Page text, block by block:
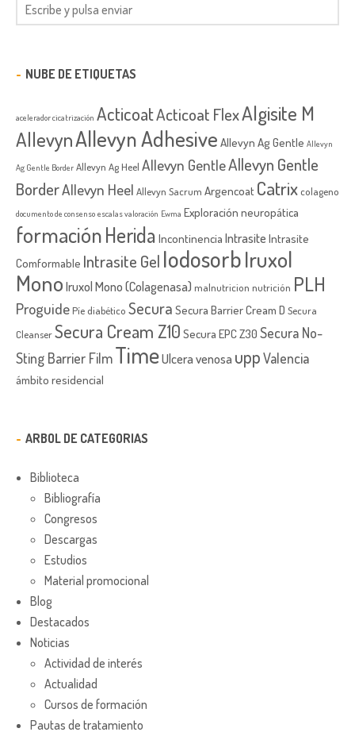
NUBE DE ETIQUETAS
acelerador cicatrización ActicoatActicoat FlexAlgisite M
AllevynAllevyn Adhesive Allevyn Ag Gentle Allevyn
Ag Gentle Border Allevyn Ag Heel Allevyn GentleAllevyn Gentle
BorderAllevyn Heel Allevyn Sacrum Argencoat Catrix colageno
documento de consenso escalas valoración Ewma Exploración neuropática
formaciónHerida Incontinencia Intrasite Intrasite
Comformable Intrasite Gel IodosorbIruxol
MonoIruxol Mono (Colagenasa) malnutricion nutrición PLH
Proguide Píe diabético Secura Secura Barrier Cream D Secura
CleanserSecura Cream Z10 Secura EPC Z30 Secura No-
Sting Barrier FilmTimeUlcera venosa uppValencia
ámbito residencial
ARBOL DE CATEGORIAS
Biblioteca
Bibliografía
Congresos
Descargas
Estudios
Material promocional
Blog
Destacados
Noticias
Actividad de interés
Actualidad
Cursos de formación
Pautas de tratamiento